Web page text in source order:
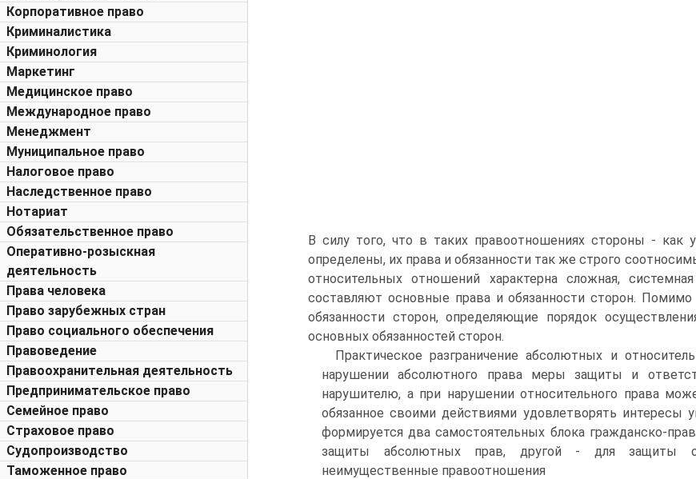
Корпоративное право
Криминалистика
Криминология
Маркетинг
Медицинское право
Международное право
Менеджмент
Муниципальное право
Налоговое право
Наследственное право
Нотариат
Обязательственное право
Оперативно-розыскная
деятельность
Права человека
Право зарубежных стран
Право социального обеспечения
Правоведение
Правоохранительная деятельность
Предпринимательское право
Семейное право
Страховое право
Судопроизводство
Таможенное право
В силу того, что в таких правоотношениях стороны - как
определены, их права и обязанности так же строго
относительных отношений характерна сложная,
составляют основные права и обязанности сторон.
обязанности сторон, определяющие порядок
основных обязанностей сторон.
Практическое разграничение абсолютных и
нарушении абсолютного права меры защиты и
нарушителю, а при нарушении относительного права
обязанное своими действиями удовлетворять интересы
формируется два самостоятельных блока гражданско-
защиты абсолютных прав, другой - для защиты
неимущественные правоотношения